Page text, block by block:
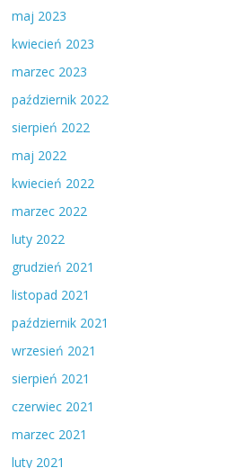
maj 2023
kwiecień 2023
marzec 2023
październik 2022
sierpień 2022
maj 2022
kwiecień 2022
marzec 2022
luty 2022
grudzień 2021
listopad 2021
październik 2021
wrzesień 2021
sierpień 2021
czerwiec 2021
marzec 2021
luty 2021